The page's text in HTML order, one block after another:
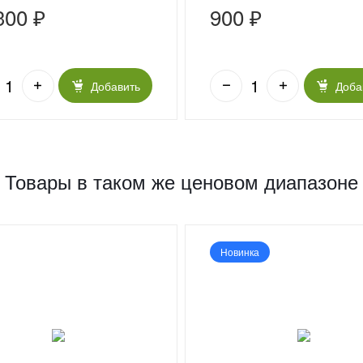
₽
Добавить
900 ₽
Товары в таком же ценовом диапазоне
Новинка